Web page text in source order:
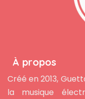
À propos
Créé en 2013,
la musique